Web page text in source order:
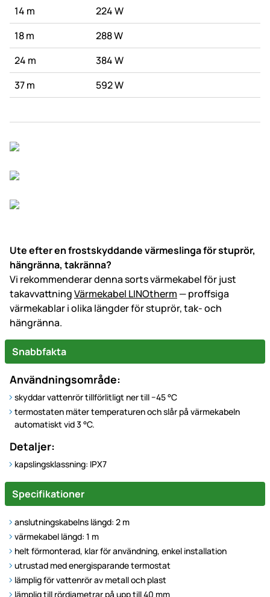
14 m
224 W
18 m
288 W
24 m
384 W
37 m
592 W
Ute efter en frostskyddande värmeslinga för stuprör,
hängränna, takränna?
Vi rekommenderar denna sorts värmekabel för just
takavvattningVärmekabel LINOtherm — proffsiga
värmekablar i olika längder för stuprör, tak- och
hängränna.
Snabbfakta
Användningsområde:
skyddar vattenrör tillförlitligt ner till −45 °C
termostaten mäter temperaturen och slår på värmekabeln
automatiskt vid 3 °C.
Detaljer:
kapslingsklassning: IPX7
Specifikationer
anslutningskabelns längd: 2 m
värmekabel längd: 1 m
helt förmonterad, klar för användning, enkel installation
utrustad med energisparande termostat
lämplig för vattenrör av metall och plast
lämplig till rördiametrar på upp till 40 mm